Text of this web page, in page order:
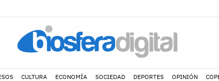
CULTURA ECONOMÍA SOCIEDAD DEPORTES OPINIÓN